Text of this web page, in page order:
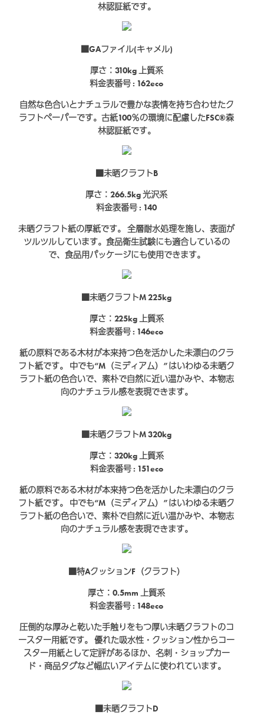
林認証紙です。
■GAファイル(キャメル)
厚さ：310kg 上質系
料金表番号 : 162eco
自然な色合いとナチュラルで豊かな表情を持ち合わせたク
ラフトペーパーです。古紙100％の環境に配慮したFSC®森
林認証紙です。
■未晒クラフトB
厚さ：266.5kg光沢系
料金表番号 : 140
未晒クラフト紙の厚紙です。 全層耐水処理を施し、表面が
ツルツルしています。食品衛生試験にも適合しているの
で、食品用パッケージにも使用できます。
■未晒クラフトM 225kg
厚さ：225kg 上質系
料金表番号 : 146eco
紙の原料である木材が本来持つ色を活かした未漂白のクラ
フト紙です。 中でも“M（ミディアム）”はいわゆる未晒ク
ラフト紙の色合いで、素朴で自然に近い温かみや、本物志
向のナチュラル感を表現できます。
■未晒クラフトM 320kg
厚さ：320kg 上質系
料金表番号 : 151eco
紙の原料である木材が本来持つ色を活かした未漂白のクラ
フト紙です。 中でも“M（ミディアム）”はいわゆる未晒ク
ラフト紙の色合いで、素朴で自然に近い温かみや、本物志
向のナチュラル感を表現できます。
■特AクッションF（クラフト）
厚さ：0.5mm 上質系
料金表番号 : 148eco
圧倒的な厚みと乾いた手触りをもつ厚い未晒クラフトのコ
ースター用紙です。 優れた吸水性・クッション性からコー
スター用紙として定評があるほか、名刺・ショップカー
ド・商品タグなど幅広いアイテムに使われています。
■未晒クラフトD